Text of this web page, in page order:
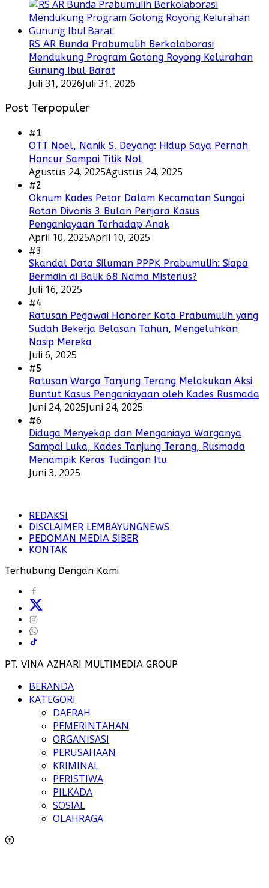
RS AR Bunda Prabumulih Berkolaborasi
Mendukung Program Gotong Royong Kelurahan
Gunung Ibul Barat
Juli 31, 2026Juli 31, 2026
Post Terpopuler
#1
OTT Noel, Nanik S. Deyang: Hidup Saya Pernah
Hancur Sampai Titik Nol
Agustus 24, 2025Agustus 24, 2025
#2
Oknum Kades Petar Dalam Kecamatan Sungai
Rotan Divonis 3 Bulan Penjara Kasus
Penganiayaan Terhadap Anak
April 10, 2025April 10, 2025
#3
Skandal Data Siluman PPPK Prabumulih: Siapa
Bermain di Balik 68 Nama Misterius?
Juli 16, 2025
#4
Ratusan Pegawai Honorer Kota Prabumulih yang
Sudah Bekerja Belasan Tahun, Mengeluhkan
Nasip Mereka
Juli 6, 2025
#5
Ratusan Warga Tanjung Terang Melakukan Aksi
Buntut Kasus Penganiayaan oleh Kades Rusmada
Juni 24, 2025Juni 24, 2025
#6
Diduga Menyekap dan Menganiaya Warganya
Sampai Luka, Kades Tanjung Terang, Rusmada
Menampik Keras Tudingan Itu
Juni 3, 2025
REDAKSI
DISCLAIMER LEMBAYUNGNEWS
PEDOMAN MEDIA SIBER
KONTAK
Terhubung Dengan Kami
PT. VINA AZHARI MULTIMEDIA GROUP
BERANDA
KATEGORI
DAERAH
PEMERINTAHAN
ORGANISASI
PERUSAHAAN
KRIMINAL
PERISTIWA
PILKADA
SOSIAL
OLAHRAGA